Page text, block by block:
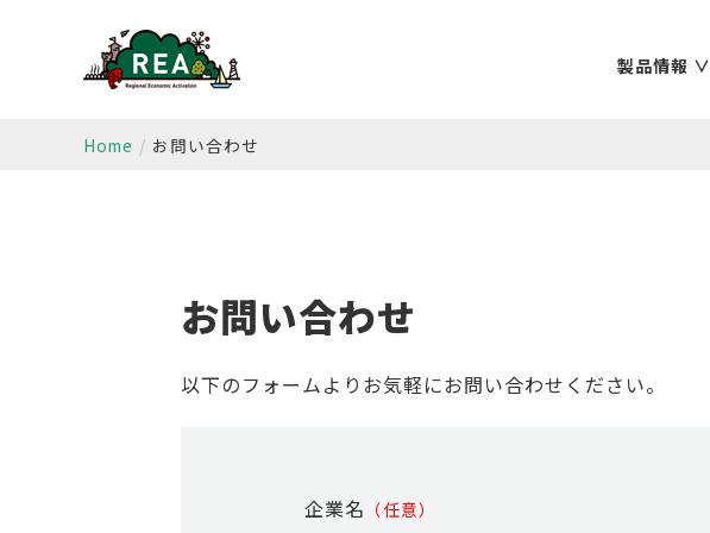
製品情報 ∨
Home お問い合わせ
お問い合わせ
以下のフォームよりお気軽にお問い合わせください。
企業名 （任意）